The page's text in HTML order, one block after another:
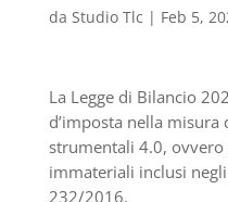
da Studio Tlc | Feb 5,
La Legge di Bilancio
d’imposta nella misura
strumentali 4.0,
immateriali inclusi
232/2016.